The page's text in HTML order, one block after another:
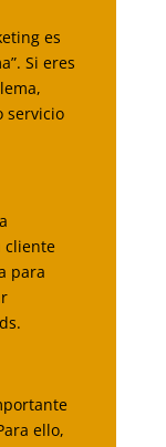
es
Si eres
servicio
cliente
para
ello,